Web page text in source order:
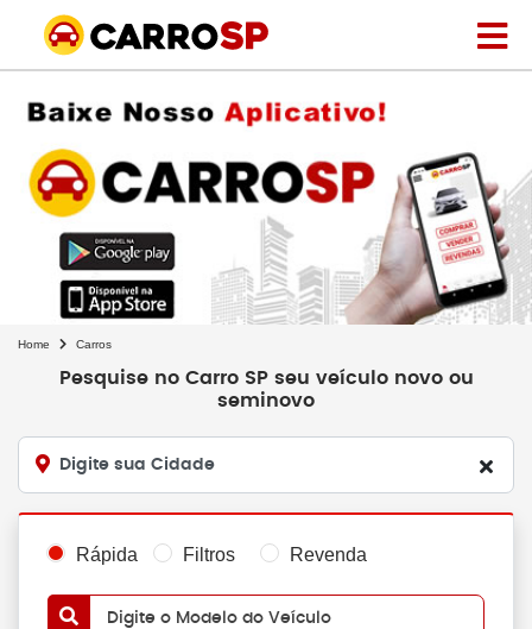
Home Carros
Pesquise no Carro SP seu veículo novo ou
seminovo
Digite sua Cidade
Rápida Filtros Revenda
Digite o Modelo do Veículo